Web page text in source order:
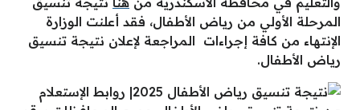
المرحلة الأولي من رياض الأطفال، فقد أعلنت الوزارة
الإنتهاء من كافة إجراءات المراجعة لإعلان نتيجة تنسيق
رياض الأطفال.